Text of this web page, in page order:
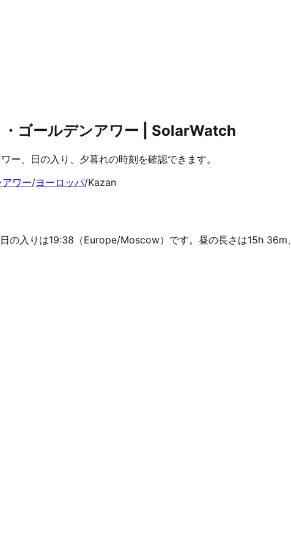
ゴールデンアワー | SolarWatch
ー、日の入り、夕暮れの時刻を確認できます。
ワー/ヨーロッパ/Kazan
の入りは19:38（Europe/Moscow）です。昼の長さは15h